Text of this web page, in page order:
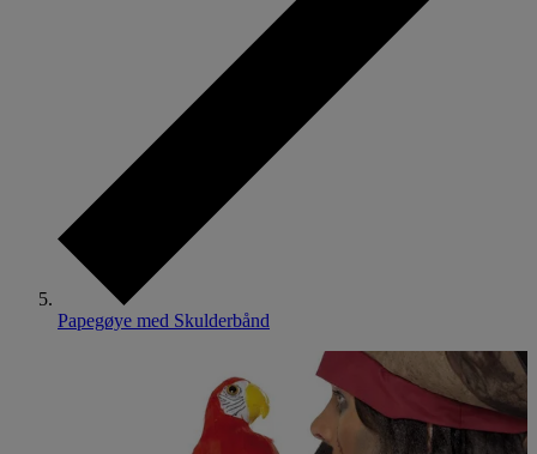
Papegøye med Skulderbånd